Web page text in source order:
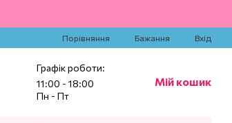
Порівняння Бажання Вхід
Графік роботи:
11:00 - 18:00
Пн - Пт
Мій кошик